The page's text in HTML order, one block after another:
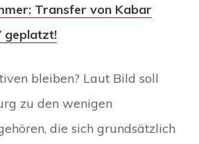
Transfer von Kabar
geplatzt!
bleiben? Laut Bild soll
zu den wenigen
die sich grundsätzlich